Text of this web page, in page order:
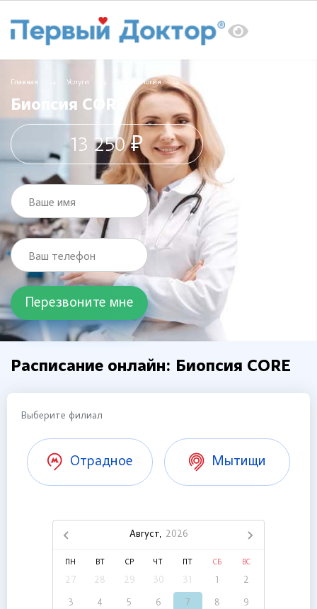
Главная Услуги Гинекология
Биопсия CORE
13 250 ₽
Ваше имя
Ваш телефон
Расписание онлайн: Биопсия CORE
Выберите филиал
Отрадное Мытищи
Август, 2026
ПН ВТ СР ЧТ СБ ВС
27 28 29 30 31 1 2
3 4 5 6 7 8 9